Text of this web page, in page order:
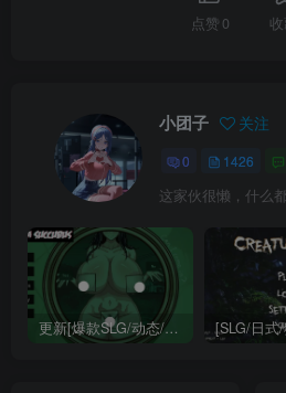
点赞 0
小团子 关注
0 1426
这家伙很懒，什么
更新[爆款SLG/动态/互动/巨乳] 不是魅魔/H版寻找伪人（Not a Succubus）Ch.2 v1.1 精翻汉化步兵 【安卓/PC-3.25G】